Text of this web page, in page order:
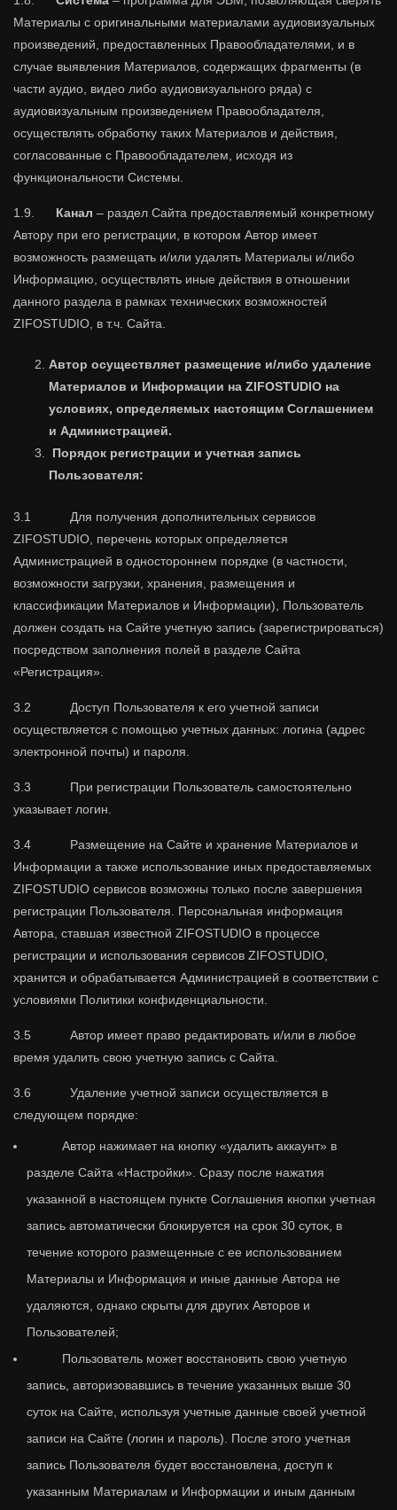
Материалы с оригинальными материалами аудиовизуальных
произведений, предоставленных Правообладателями, и в
случае выявления Материалов, содержащих фрагменты (в
части аудио, видео либо аудиовизуального ряда) с
аудиовизуальным произведением Правообладателя,
осуществлять обработку таких Материалов и действия,
согласованные с Правообладателем, исходя из
функциональности Системы.
1.9. Канал – раздел Сайта предоставляемый конкретному
Автору при его регистрации, в котором Автор имеет
возможность размещать и/или удалять Материалы и/либо
Информацию, осуществлять иные действия в отношении
данного раздела в рамках технических возможностей
ZIFOSTUDIO, в т.ч. Сайта.
Автор осуществляет размещение и/либо удаление
Материалов и Информации на ZIFOSTUDIO на
условиях, определяемых настоящим Соглашением
и Администрацией.
Порядок регистрации и учетная запись
Пользователя:
3.1 Для получения дополнительных сервисов
ZIFOSTUDIO, перечень которых определяется
Администрацией в одностороннем порядке (в частности,
возможности загрузки, хранения, размещения и
классификации Материалов и Информации), Пользователь
должен создать на Сайте учетную запись (зарегистрироваться)
посредством заполнения полей в разделе Сайта
«Регистрация».
3.2 Доступ Пользователя к его учетной записи
осуществляется с помощью учетных данных: логина (адрес
электронной почты) и пароля.
3.3 При регистрации Пользователь самостоятельно
указывает логин.
3.4 Размещение на Сайте и хранение Материалов и
Информации а также использование иных предоставляемых
ZIFOSTUDIO сервисов возможны только после завершения
регистрации Пользователя. Персональная информация
Автора, ставшая известной ZIFOSTUDIO в процессе
регистрации и использования сервисов ZIFOSTUDIO,
хранится и обрабатывается Администрацией в соответствии с
условиями Политики конфиденциальности.
3.5 Автор имеет право редактировать и/или в любое
время удалить свою учетную запись с Сайта.
3.6 Удаление учетной записи осуществляется в
следующем порядке:
Автор нажимает на кнопку «удалить аккаунт» в
разделе Сайта «Настройки». Сразу после нажатия
указанной в настоящем пункте Соглашения кнопки учетная
запись автоматически блокируется на срок 30 суток, в
течение которого размещенные с ее использованием
Материалы и Информация и иные данные Автора не
удаляются, однако скрыты для других Авторов и
Пользователей;
Пользователь может восстановить свою учетную
запись, авторизовавшись в течение указанных выше 30
суток на Сайте, используя учетные данные своей учетной
записи на Сайте (логин и пароль). После этого учетная
запись Пользователя будет восстановлена, доступ к
указанным Материалам и Информации и иным данным